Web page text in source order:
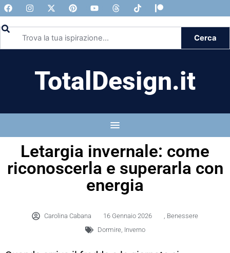
Cerca
TotalDesign.it
Letargia invernale: come
riconoscerla e superarla con
energia
Carolina Cabana 16 Gennaio 2026 , Benessere
Dormire, Inverno